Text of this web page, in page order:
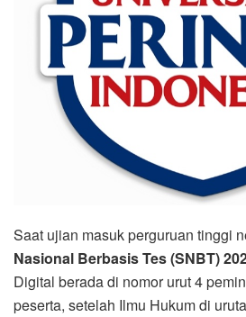
Saat ujian masuk perguruan tinggi
Nasional Berbasis Tes (SNBT)
Digital berada di nomor urut 4
peserta, setelah Ilmu Hukum di